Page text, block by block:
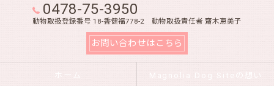
0478-75-3950
動物取扱登録番号 18-香健福778-2 動物取扱責任者 齋木恵美子
お問い合わせはこちら
ホーム Magnolia Dog Siteの想い